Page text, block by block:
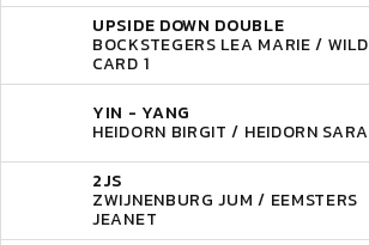
UPSIDE DOWN DOUBLE
BOCKSTEGERS LEA MARIE / WILD
CARD 1
YIN - YANG
HEIDORN BIRGIT / HEIDORN SARA
2JS
ZWIJNENBURG JUM / EEMSTERS
JEANET